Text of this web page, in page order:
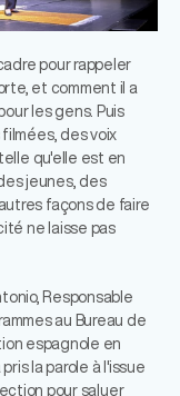
pour rappeler
et comment il a
les gens. Puis
filmées, des voix
qu'elle est en
jeunes, des
façons de faire
ne laisse pas
Responsable
au Bureau de
espagnole en
pris la parole à l'issue
pour saluer